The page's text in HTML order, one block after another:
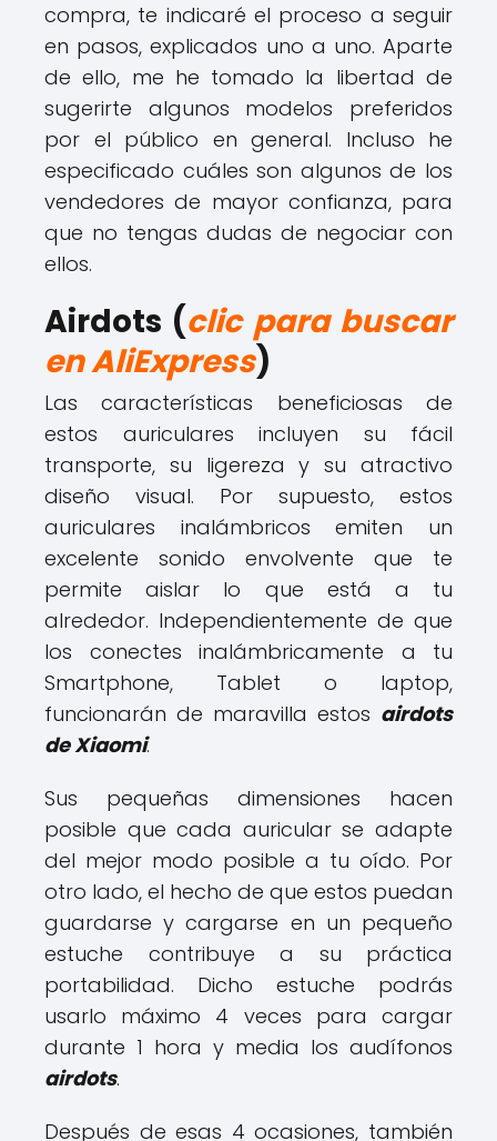
compra, te indicaré el proceso a seguir
en pasos, explicados uno a uno. Aparte
de ello, me he tomado la libertad de
sugerirte algunos modelos preferidos
por el público en general. Incluso he
especificado cuáles son algunos de los
vendedores de mayor confianza, para
que no tengas dudas de negociar con
ellos.
Airdots (clic para buscar
en AliExpress)
Las características beneficiosas de
estos auriculares incluyen su fácil
transporte, su ligereza y su atractivo
diseño visual. Por supuesto, estos
auriculares inalámbricos emiten un
excelente sonido envolvente que te
permite aislar lo que está a tu
alrededor. Independientemente de que
los conectes inalámbricamente a tu
Smartphone, Tablet o laptop,
funcionarán de maravilla estos airdots
de Xiaomi.
Sus pequeñas dimensiones hacen
posible que cada auricular se adapte
del mejor modo posible a tu oído. Por
otro lado, el hecho de que estos puedan
guardarse y cargarse en un pequeño
estuche contribuye a su práctica
portabilidad. Dicho estuche podrás
usarlo máximo 4 veces para cargar
durante 1 hora y media los audífonos
airdots.
Después de esas 4 ocasiones, también